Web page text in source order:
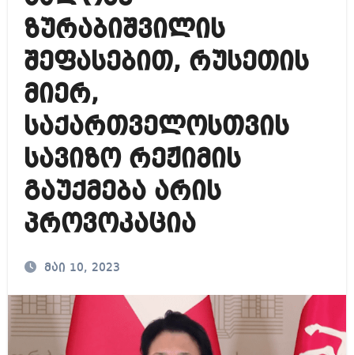
ზურაბიშვილის
შეფასებით, რუსეთის
მიერ,
საქართველოსთვის
სავიზო რეჟიმის
გაუქმება არის
პროვოკაცია
მაი 10, 2023